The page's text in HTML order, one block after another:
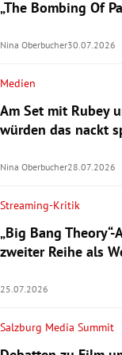
„The Bombing Of
Nina Oberbucher30.07.2026
Medien
Am Set mit Rubey
würden das nackt
Nina Oberbucher28.07.2026
Streaming-Kritik
„Big Bang
zweiter Reihe als
25.07.2026
Salzburg Media Summit